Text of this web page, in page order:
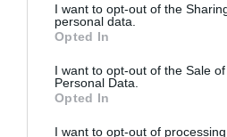
not limited to your visit or usage
grant or deny consent to Google
use your data for below specified
consent section.
I want to opt-out of the
personal data.
Opted In
I want to opt-out of the Sale
Personal Data.
Opted In
I want to opt-out of
γιατί σε έναν
αυτό ο Μουστακας
να βοηθάει και να